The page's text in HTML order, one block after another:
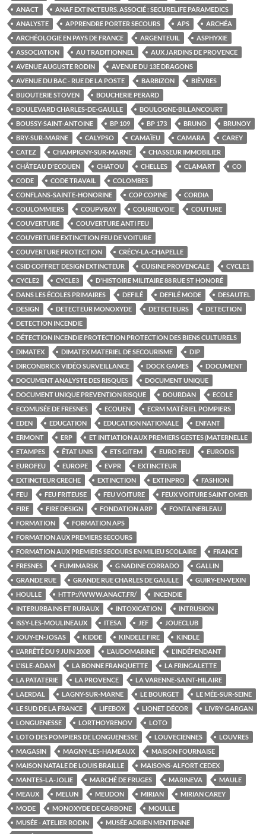
ANACT
ANAF EXTINCTEURS. ASSOCIÉ : SECURELIFE PARAMEDICS
ANALYSTE
APPRENDRE PORTER SECOURS APS
ARCHÉA
ARCHÉOLOGIE EN PAYS DE FRANCE
ARGENTEUIL
ASPHYXIE
ASSOCIATION
AU TRADITIONNEL
AUX JARDINS DE PROVENCE
AVENUE AUGUSTE RODIN
AVENUE DU 13E DRAGONS
AVENUE DU BAC - RUE DE LA POSTE
BARBIZON
BIÈVRES
BIJOUTERIE STOVEN
BOUCHERIE PERARD
BOULEVARD CHARLES-DE-GAULLE
BOULOGNE-BILLANCOURT
BOUSSY-SAINT-ANTOINE
BP 109 BP 173 BRUNO
BRUNOY
BRY-SUR-MARNE
CALYPSO CAMAÏEU CAMARA
CAREY
CATEZ
CHAMPIGNY-SUR-MARNE
CHASSEUR IMMOBILIER
CHÂTEAU D'ECOUEN
CHATOU CHELLES CLAMART
CO
CODE
CODE TRAVAIL
COLOMBES
CONFLANS-SAINTE-HONORINE
COP COPINE
CORDIA
COULOMMIERS
COUPVRAY COURBEVOIE
COUTURE
COUVERTURE
COUVERTURE ANTI FEU
COUVERTURE EXTINCTION FEU DE VOITURE
COUVERTURE PROTECTION
CRÉCY-LA-CHAPELLE
CSID COFFRET DESIGN EXTINCTEUR
CUISINE PROVENCALE
CYCLE1
CYCLE2
CYCLE3
D'HISTOIRE MILITAIRE 88 RUE ST HONORÉ
DANS LES ÉCOLES PRIMAIRES
DEFILÉ DEFILÉ MODE
DESAUTEL
DESIGN
DETECTEUR MONOXYDE DETECTEURS
DETECTION
DETECTION INCENDIE
DÉTECTION INCENDIE PROTECTION PROTECTION DES BIENS CULTURELS
DIMATEX
DIMATEX MATERIEL DE SECOURISME
DIP
DIRCONBRICK VIDÉO SURVEILLANCE
DOCK GAMES
DOCUMENT
DOCUMENT ANALYSTE DES RISQUES
DOCUMENT UNIQUE
DOCUMENT UNIQUE PREVENTION RISQUE
DOURDAN
ECOLE
ECOMUSÉE DE FRESNES
ECOUEN
ECRM MATÉRIEL POMPIERS
EDEN
EDUCATION EDUCATION NATIONALE
ENFANT
ERMONT
ERP
ET INITIATION AUX PREMIERS GESTES (MATERNELLE
ETAMPES
ÊTAT UNIS ETS GITEM EURO FEU
EURODIS
EUROFEU
EUROPE EVPR
EXTINCTEUR
EXTINCTEUR CRECHE
EXTINCTION EXTINPRO
FASHION
FEU
FEU FRITEUSE FEU VOITURE
FEUX VOITURE SAINT OMER
FIRE
FIRE DESIGN FONDATION ARP
FONTAINEBLEAU
FORMATION
FORMATION APS
FORMATION AUX PREMIERS SECOURS
FORMATION AUX PREMIERS SECOURS EN MILIEU SCOLAIRE
FRANCE
FRESNES
FUMIMARSK G NADINE CORRADO
GALLIN
GRANDE RUE
GRANDE RUE CHARLES DE GAULLE
GUIRY-EN-VEXIN
HOULLE
HTTP://WWW.ANACT.FR/
INCENDIE
INTERURBAINS ET RURAUX
INTOXICATION
INTRUSION
ISSY-LES-MOULINEAUX
ITESA JEF
JOUECLUB
JOUY-EN-JOSAS
KIDDE KINDELE FIRE
KINDLE
L'ARRÊTÉ DU 9 JUIN 2008
L'AUDOMARINE
L'INDÉPENDANT
L'ISLE-ADAM
LA BONNE FRANQUETTE
LA FRINGALETTE
LA PATATERIE
LA PROVENCE
LA VARENNE-SAINT-HILAIRE
LAERDAL
LAGNY-SUR-MARNE LE BOURGET
LE MÉE-SUR-SEINE
LE SUD DE LA FRANCE
LIFEBOX LIONET DÉCOR
LIVRY-GARGAN
LONGUENESSE
LORTHOYRENOV
LOTO
LOTO DES POMPIERS DE LONGUENESSE
LOUVECIENNES
LOUVRES
MAGASIN
MAGNY-LES-HAMEAUX
MAISON FOURNAISE
MAISON NATALE DE LOUIS BRAILLE
MAISONS-ALFORT CEDEX
MANTES-LA-JOLIE
MARCHÉ DE FRUGES MARINEVA
MAULE
MEAUX
MELUN MEUDON MIRIAN
MIRIAN CAREY
MODE
MONOXYDE DE CARBONE
MOULLE
MUSÉE - ATELIER RODIN
MUSÉE ADRIEN MENTIENNE